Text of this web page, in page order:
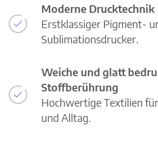
Moderne Drucktechnik
Erstklassiger Pigment-
Sublimationsdrucker.
Weiche und glatt
Stoffberührung
Hochwertige Textilien
und Alltag.